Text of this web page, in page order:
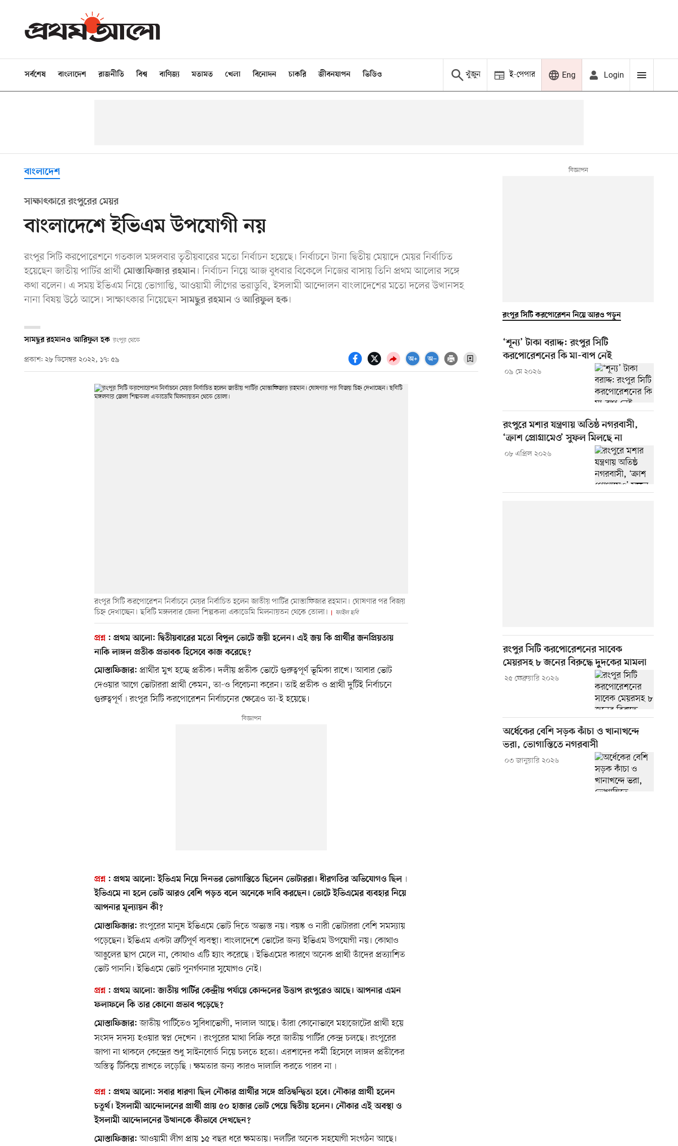
সর্বশেষ বাংলাদেশ রাজনীতি বিশ্ব বাণিজ্য মতামত খেলা বিনোদন চাকরি জীবনযাপন ভিডিও খুঁজুন ই-পেপার Eng Login
বাংলাদেশ
সাক্ষাৎকারে রংপুরের মেয়র
বাংলাদেশে ইভিএম উপযোগী নয়
রংপুর সিটি করপোরেশনে গতকাল মঙ্গলবার তৃতীয়বারের মতো নির্বাচন হয়েছে। নির্বাচনে টানা দ্বিতীয় মেয়াদে মেয়র নির্বাচিত
হয়েছেন জাতীয় পার্টির প্রার্থী মোস্তাফিজার রহমান। নির্বাচন নিয়ে আজ বুধবার বিকেলে নিজের বাসায় তিনি প্রথম আলোর সঙ্গে
কথা বলেন। এ সময় ইভিএম নিয়ে ভোগান্তি, আওয়ামী লীগের ভরাডুবি, ইসলামী আন্দোলন বাংলাদেশের মতো দলের উত্থানসহ
নানা বিষয় উঠে আসে। সাক্ষাৎকার নিয়েছেনসামছুর রহমান ওআরিফুল হক।
সামছুর রহমানও আরিফুল হক রংপুর থেকে
প্রকাশ: ২৮ ডিসেম্বর ২০২২, ১৭: ৫৯
রংপুর সিটি করপোরেশন নির্বাচনে মেয়র নির্বাচিত হলেন জাতীয় পার্টির মোস্তাফিজার রহমান। ঘোষণার পর বিজয়
চিহ্ন দেখাচ্ছেন। ছবিটি মঙ্গলবার জেলা শিল্পকলা একাডেমি মিলনায়তন থেকে তোলা।
ফাইল ছবি
প্রশ্ন: প্রথম আলো: দ্বিতীয়বারের মতো বিপুল ভোটে জয়ী হলেন। এই জয় কি প্রার্থীর জনপ্রিয়তায়
নাকি লাঙ্গল প্রতীক প্রভাবক হিসেবে কাজ করেছে?
মোস্তাফিজার: প্রার্থীর মুখ হচ্ছে প্রতীক। দলীয় প্রতীক ভোটে গুরুত্বপূর্ণ ভূমিকা রাখে। আবার ভোট
দেওয়ার আগে ভোটাররা প্রার্থী কেমন, তা-ও বিবেচনা করেন। তাই প্রতীক ও প্রার্থী দুটিই নির্বাচনে
গুরুত্বপূর্ণ৷ রংপুর সিটি করপোরেশন নির্বাচনের ক্ষেত্রেও তা-ই হয়েছে।
প্রশ্ন: প্রথম আলো: ইভিএম নিয়ে দিনভর ভোগান্তিতে ছিলেন ভোটাররা। ধীরগতির অভিযোগও ছিল৷
ইভিএমে না হলে ভোট আরও বেশি পড়ত বলে অনেকে দাবি করছেন। ভোটে ইভিএমের ব্যবহার নিয়ে
আপনার মূল্যায়ন কী?
মোস্তাফিজার: রংপুরের মানুষ ইভিএমে ভোট দিতে অভ্যস্ত নয়। বয়স্ক ও নারী ভোটাররা বেশি সমস্যায়
পড়েছেন। ইভিএম একটা ত্রুটিপূর্ণ ব্যবস্থা। বাংলাদেশে ভোটের জন্য ইভিএম উপযোগী নয়। কোথাও
আঙুলের ছাপ মেলে না, কোথাও এটি হ্যাং করেছে৷ ইভিএমের কারণে অনেক প্রার্থী তাঁদের প্রত্যাশিত
ভোট পাননি। ইভিএমে ভোট পুনর্গণনার সুযোগও নেই।
প্রশ্ন: প্রথম আলো: জাতীয় পার্টির কেন্দ্রীয় পর্যায়ে কোন্দলের উত্তাপ রংপুরেও আছে। আপনার এমন
ফলাফলে কি তার কোনো প্রভাব পড়েছে?
মোস্তাফিজার: জাতীয় পার্টিতেও সুবিধাভোগী, দালাল আছে। তাঁরা কোনোভাবে মহাজোটের প্রার্থী হয়ে
সংসদ সদস্য হওয়ার স্বপ্ন দেখেন৷ রংপুরের মাথা বিক্রি করে জাতীয় পার্টির কেন্দ্র চলছে। রংপুরের
জাপা না থাকলে কেন্দ্রের শুধু সাইনবোর্ড নিয়ে চলতে হতো। এরশাদের কর্মী হিসেবে লাঙ্গল প্রতীকের
অস্তিত্ব টিকিয়ে রাখতে লড়েছি৷ ক্ষমতার জন্য কারও দালালি করতে পারব না৷
প্রশ্ন: প্রথম আলো: সবার ধারণা ছিল নৌকার প্রার্থীর সঙ্গে প্রতিদ্বন্দ্বিতা হবে। নৌকার প্রার্থী হলেন
চতুর্থ। ইসলামী আন্দোলনের প্রার্থী প্রায় ৫০ হাজার ভোট পেয়ে দ্বিতীয় হলেন। নৌকার এই অবস্থা ও
ইসলামী আন্দোলনের উত্থানকে কীভাবে দেখছেন?
মোস্তাফিজার: আওয়ামী লীগ প্রায় ১৫ বছর ধরে ক্ষমতায়। দলটির অনেক সহযোগী সংগঠন আছে।
রংপুর সিটি করপোরেশন নিয়ে আরও পড়ুন
‘শূন্য’ টাকা বরাদ্দ: রংপুর সিটি
করপোরেশনের কি মা-বাপ নেই
০৯ মে ২০২৬
রংপুরে মশার যন্ত্রণায় অতিষ্ঠ নগরবাসী,
‘ক্রাশ প্রোগ্রামেও’ সুফল মিলছে না
০৮ এপ্রিল ২০২৬
রংপুর সিটি করপোরেশনের সাবেক
মেয়রসহ ৮ জনের বিরুদ্ধে দুদকের মামলা
২৫ ফেব্রুয়ারি ২০২৬
অর্ধেকের বেশি সড়ক কাঁচা ও খানাখন্দে
ভরা, ভোগান্তিতে নগরবাসী
০৩ জানুয়ারি ২০২৬